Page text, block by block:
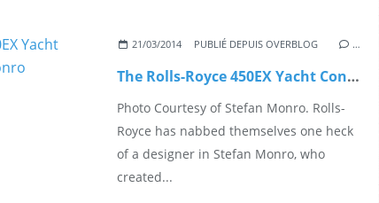
21/03/2014 PUBLIÉ DEPUIS OVERBLOG …
The Rolls-Royce 450EX Yacht Concept by Stefan Monro
Photo Courtesy of Stefan Monro. Rolls-
Royce has nabbed themselves one heck
of a designer in Stefan Monro, who
created...